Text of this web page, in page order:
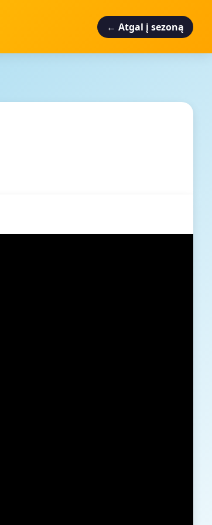
← Atgal į sezoną